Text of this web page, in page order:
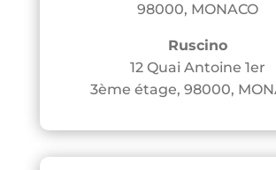
98000, MONACO
Ruscino
12 Quai Antoine 1er
3ème étage, 98000,